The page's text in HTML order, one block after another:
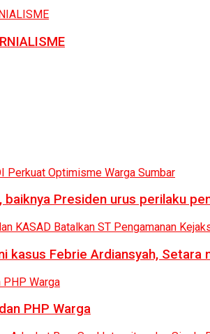
baiknya Presiden urus perilaku
kasus Febrie Ardiansyah, Setara
PHP Warga